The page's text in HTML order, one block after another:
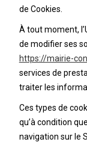
de Cookies.
À tout moment,
de modifier ses
https://mairie-
services de
traiter les
Ces types de
qu’à condition
navigation sur le